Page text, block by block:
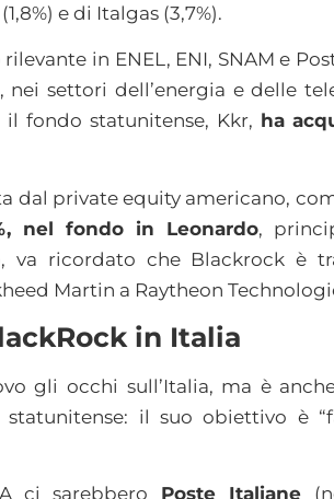
e di Italgas (3,7%).
in ENEL, ENI, SNAM e
nei settori dell’energia e delle
fondo statunitense, Kkr, ha
dal private equity americano,
nel fondo in Leonardo,
va ricordato che Blackrock
Martin a Raytheon
in Italia
gli occhi sull’Italia, ma è
il suo obiettivo è
ci sarebbero Poste Italiane